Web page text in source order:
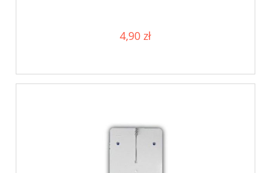
4,90 zł